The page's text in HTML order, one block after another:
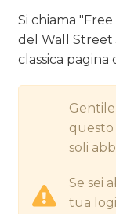
EDITORIA
RADIO / AUDIO
Si chiama
del Wall Street
classica pagina
questo
soli
Se sei
tua